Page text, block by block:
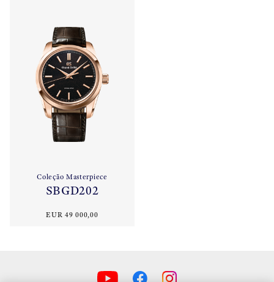
Coleção Masterpiece
SBGD202
EUR 49 000,00